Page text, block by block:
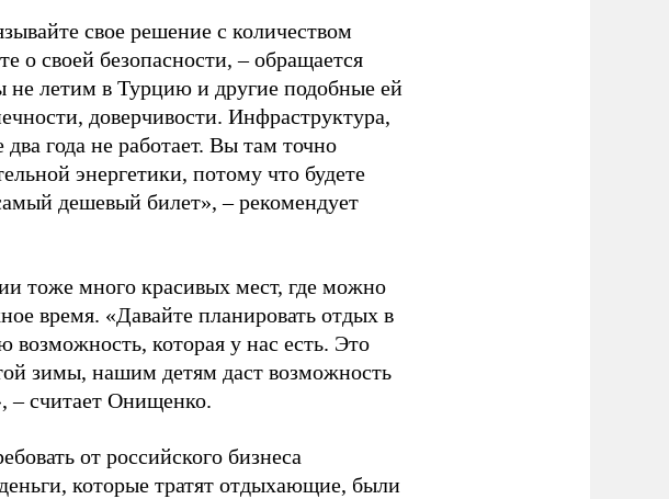
свое решение с количеством
о своей безопасности, – обращается
летим в Турцию и другие подобные ей
доверчивости. Инфраструктура,
года не работает. Вы там точно
энергетики, потому что будете
дешевый билет», – рекомендует
тоже много красивых мест, где можно
время. «Давайте планировать отдых в
возможность, которая у нас есть. Это
зимы, нашим детям даст возможность
– считает Онищенко.
от российского бизнеса
которые тратят отдыхающие, были